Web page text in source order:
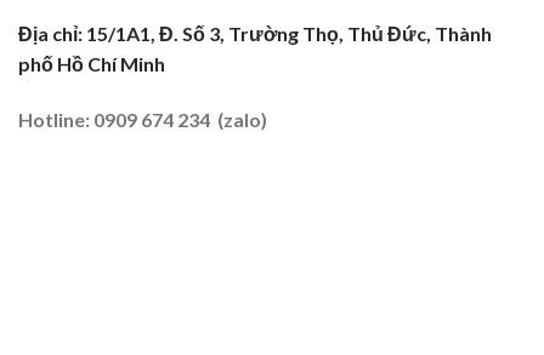
Nghề
Tại
Lúa
Địa chỉ: 15/1A1, Đ. Số 3, Trường Thọ, Thủ Đức, Thành
phố Hồ Chí Minh
Hotline: 0909 674 234 (zalo)